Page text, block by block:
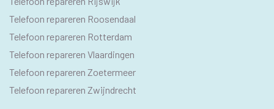
Telefoon repareren Roosendaal
Telefoon repareren Rotterdam
Telefoon repareren Vlaardingen
Telefoon repareren Zoetermeer
Telefoon repareren Zwijndrecht